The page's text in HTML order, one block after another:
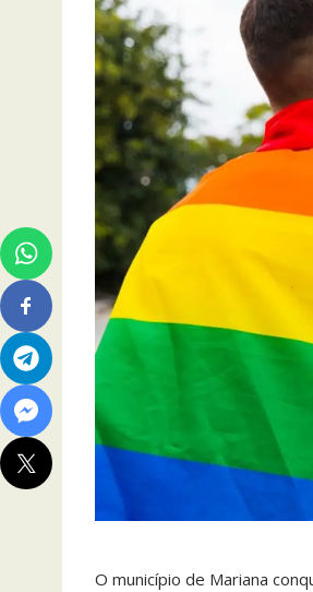
O município de Mariana